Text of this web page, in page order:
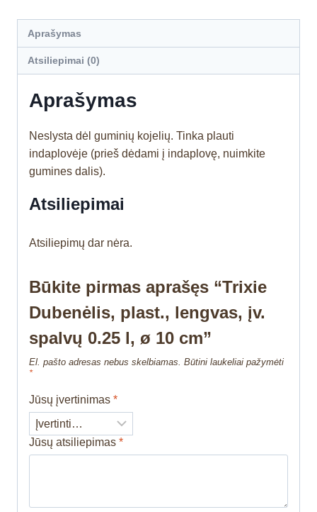
Aprašymas
Atsiliepimai (0)
Aprašymas
Neslysta dėl guminių kojelių. Tinka plauti
indaplovėje (prieš dėdami į indaplovę, nuimkite
gumines dalis).
Atsiliepimai
Atsiliepimų dar nėra.
Būkite pirmas aprašęs “Trixie
Dubenėlis, plast., lengvas, įv.
spalvų 0.25 l, ø 10 cm”
El. pašto adresas nebus skelbiamas. Būtini laukeliai pažymėti
*
Jūsų įvertinimas *
Jūsų atsiliepimas *